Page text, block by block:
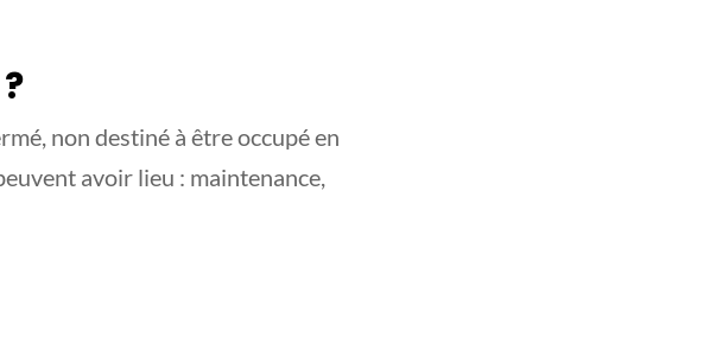
non destiné à être occupé en
avoir lieu : maintenance,